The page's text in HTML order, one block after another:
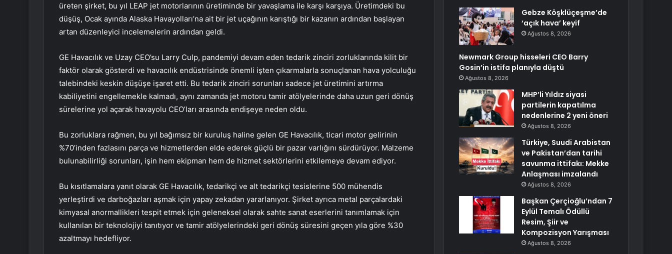
üreten şirket, bu yıl LEAP jet motorlarının üretiminde bir yavaşlama ile karşı karşıya. Üretimdeki bu
düşüş, Ocak ayında Alaska Havayolları’na ait bir jet uçağının karıştığı bir kazanın ardından başlayan
artan düzenleyici incelemelerin ardından geldi.
GE Havacılık ve Uzay CEO’su Larry Culp, pandemiyi devam eden tedarik zinciri zorluklarında kilit bir
faktör olarak gösterdi ve havacılık endüstrisinde önemli işten çıkarmalarla sonuçlanan hava yolculuğu
talebindeki keskin düşüşe işaret etti. Bu tedarik zinciri sorunları sadece jet üretimini artırma
kabiliyetini engellemekle kalmadı, aynı zamanda jet motoru tamir atölyelerinde daha uzun geri dönüş
sürelerine yol açarak havayolu CEO’ları arasında endişeye neden oldu.
Bu zorluklara rağmen, bu yıl bağımsız bir kuruluş haline gelen GE Havacılık, ticari motor gelirinin
%70’inden fazlasını parça ve hizmetlerden elde ederek güçlü bir pazar varlığını sürdürüyor. Malzeme
bulunabilirliği sorunları, işin hem ekipman hem de hizmet sektörlerini etkilemeye devam ediyor.
Bu kısıtlamalara yanıt olarak GE Havacılık, tedarikçi ve alt tedarikçi tesislerine 500 mühendis
yerleştirdi ve darboğazları aşmak için yapay zekadan yararlanıyor. Şirket ayrıca metal parçalardaki
kimyasal anormallikleri tespit etmek için geleneksel olarak sahte sanat eserlerini tanımlamak için
kullanılan bir teknolojiyi tanıtıyor ve tamir atölyelerindeki geri dönüş süresini geçen yıla göre %30
azaltmayı hedefliyor.
Gebze Köşklüçeşme’de
‘açık hava’ keyif
Ağustos 8, 2026
Newmark Group hisseleri CEO Barry
Gosin’in istifa planıyla düştü
Ağustos 8, 2026
MHP’li Yıldız siyasi
partilerin kapatılma
nedenlerine 2 yeni öneri
Ağustos 8, 2026
Türkiye, Suudi Arabistan
ve Pakistan’dan tarihi
savunma ittifakı: Mekke
Anlaşması imzalandı
Ağustos 8, 2026
Başkan Çerçioğlu’ndan 7
Eylül Temalı Ödüllü
Resim, Şiir ve
Kompozisyon Yarışması
Ağustos 8, 2026